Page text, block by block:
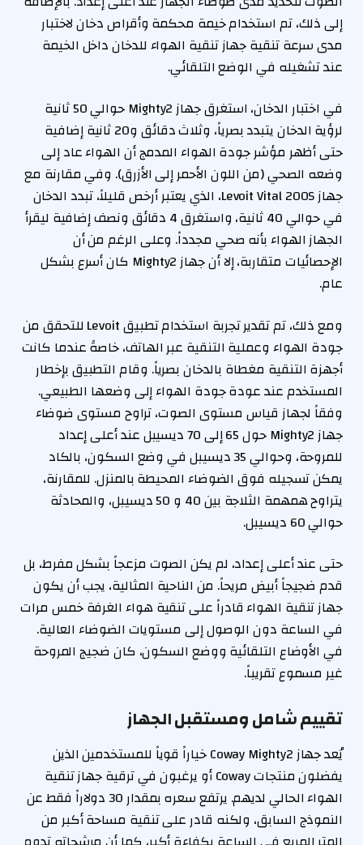
إلى ذلك، تم استخدام خيمة محكمة وأقراص دخان لاختبار
مدى سرعة تنقية جهاز تنقية الهواء للدخان داخل الخيمة
عند تشغيله في الوضع التلقائي.
في اختبار الدخان، استغرق جهاز Mighty2 حوالي 50 ثانية
لرؤية الدخان يتبدد بصرياً، وثلاث دقائق و20 ثانية إضافية
حتى أظهر مؤشر جودة الهواء المدمج أن الهواء عاد إلى
وضعه الصحي (من اللون الأحمر إلى الأزرق). وفي مقارنة مع
جهاز Levoit Vital 200S، الذي يعتبر أرخص قليلاً، تبدد الدخان
في حوالي 40 ثانية، واستغرق 4 دقائق ونصف إضافية ليقرأ
الجهاز الهواء بأنه صحي مجدداً. وعلى الرغم من أن
الإحصائيات متقاربة، إلا أن جهاز Mighty2 كان أسرع بشكل
عام.
ومع ذلك، تم تقدير تجربة استخدام تطبيق Levoit للتحقق من
جودة الهواء وعملية التنقية عبر الهاتف، خاصةً عندما كانت
أجهزة التنقية مغطاة بالدخان بصرياً. وقام التطبيق بإخطار
المستخدم عند عودة جودة الهواء إلى وضعها الطبيعي.
وفقاً لجهاز قياس مستوى الصوت، تراوح مستوى ضوضاء
جهاز Mighty2 حول 65 إلى 70 ديسيبل عند أعلى إعداد
للمروحة، وحوالي 35 ديسيبل في وضع السكون، بالكاد
يمكن تسجيله فوق الضوضاء المحيطة بالمنزل. للمقارنة،
يتراوح همهمة الثلاجة بين 40 و 50 ديسيبل، والمحادثة
حوالي 60 ديسيبل.
حتى عند أعلى إعداد، لم يكن الصوت مزعجاً بشكل مفرط، بل
قدم ضجيجاً أبيض مريحاً. من الناحية المثالية، يجب أن يكون
جهاز تنقية الهواء قادراً على تنقية هواء الغرفة خمس مرات
في الساعة دون الوصول إلى مستويات الضوضاء العالية.
في الأوضاع التلقائية ووضع السكون، كان ضجيج المروحة
غير مسموع تقريباً.
تقييم شامل ومستقبل الجهاز
يُعد جهاز Coway Mighty2 خياراً قوياً للمستخدمين الذين
يفضلون منتجات Coway أو يرغبون في ترقية جهاز تنقية
الهواء الحالي لديهم. يرتفع سعره بمقدار 30 دولاراً فقط عن
النموذج السابق، ولكنه قادر على تنقية مساحة أكبر من